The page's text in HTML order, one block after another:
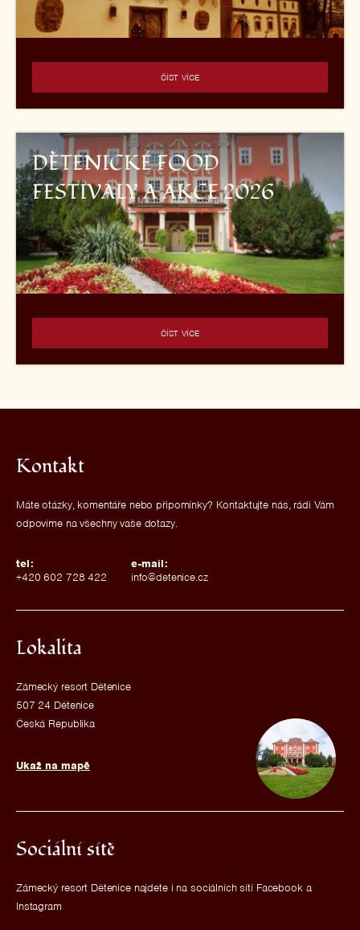
ČÍST VÍCE
DĚTENICKÉ FOOD
FESTIVALY A AKCE 2026
ČÍST VÍCE
Kontakt
Máte otázky, komentáře nebo připomínky? Kontaktujte nás, rádi Vám
odpovíme na všechny vaše dotazy.
tel:
+420 602 728 422
e-mail:
info@detenice.cz
Lokalita
Zámecký resort Dětenice
507 24 Dětenice
Česká Republika
Ukaž na mapě
Sociální sítě
Zámecký resort Dětenice najdete i na sociálních sítí Facebook a
Instagram